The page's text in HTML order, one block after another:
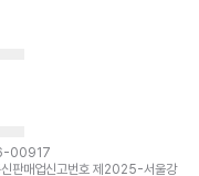
00917
판매업신고번호 제2025-서울강